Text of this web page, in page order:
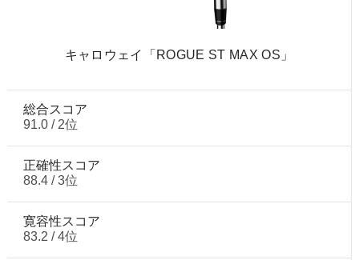
キャロウェイ「ROGUE ST MAX OS」
総合スコア
91.0 / 2位
正確性スコア
88.4 / 3位
寛容性スコア
83.2 / 4位